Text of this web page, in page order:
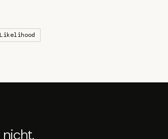
Likelihood